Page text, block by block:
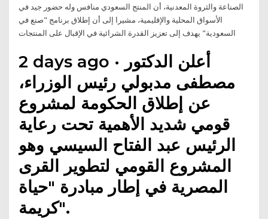
الصناعة والثروة المعدنية، أن المنتج السعودي منافس وله حضور جيد في
الأسواق المحلية والإقليمية، مشيرا إلى أن إطلاق برنامج "صنع في
السعودية" يهدف إلى تعزيز القدرة الشرائية في الإقبال على المنتجات
2 days ago · أعلن الدكتور
مصطفى مدبولي رئيس الوزراء،
عن إطلاق الحكومة لمشروع
قومي شديد الأهمية تحت رعاية
الرئيس عبد الفتاح السيسي وهو
المشروع القومي لتطوير القرى
المصرية في إطار مبادرة "حياة
كريمة".